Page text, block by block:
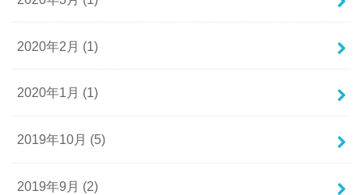
2020年2月 (1)
2020年1月 (1)
2019年10月 (5)
2019年9月 (2)